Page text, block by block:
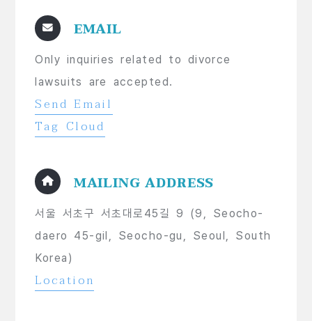
EMAIL
Only inquiries related to divorce
lawsuits are accepted.
Send Email
Tag Cloud
MAILING ADDRESS
서울 서초구 서초대로45길 9 (9, Seocho-
daero 45-gil, Seocho-gu, Seoul, South
Korea)
Location